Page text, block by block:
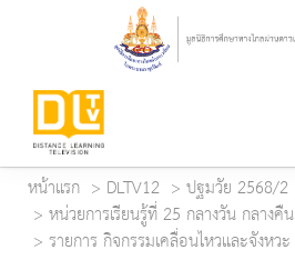
หน้าแรก DLTV12
ปฐมวัย 2568/2
หน่วยการเรียนรู้ที่ 25 กลางวัน กลางคืน
รายการ กิจกรรมเคลื่อนไหวและจังหวะ